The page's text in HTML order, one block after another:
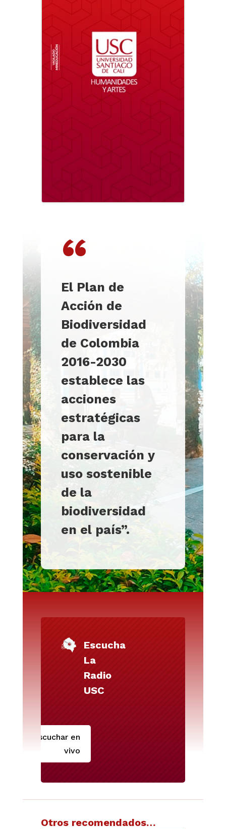
“
El Plan de
Acción de
Biodiversidad
de Colombia
2016-2030
establece las
acciones
estratégicas
para la
conservación y
uso sostenible
de la
biodiversidad
en el país”.
Escucha
La
Radio
USC
Escuchar en
vivo
Otros recomendados…